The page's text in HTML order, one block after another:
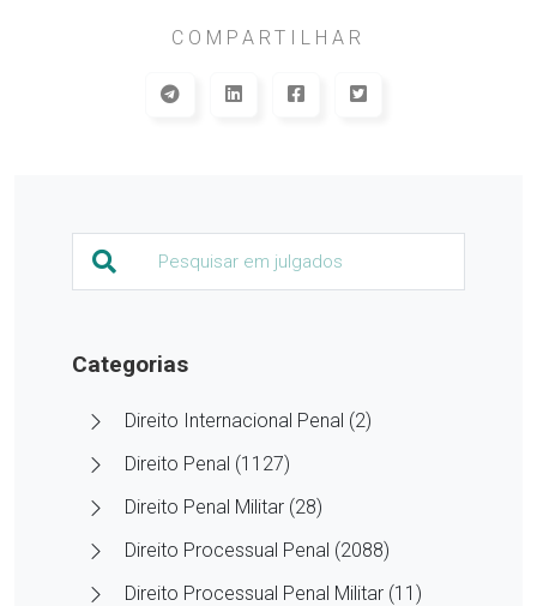
COMPARTILHAR
Categorias
Direito Internacional Penal (2)
Direito Penal (1127)
Direito Penal Militar (28)
Direito Processual Penal (2088)
Direito Processual Penal Militar (11)